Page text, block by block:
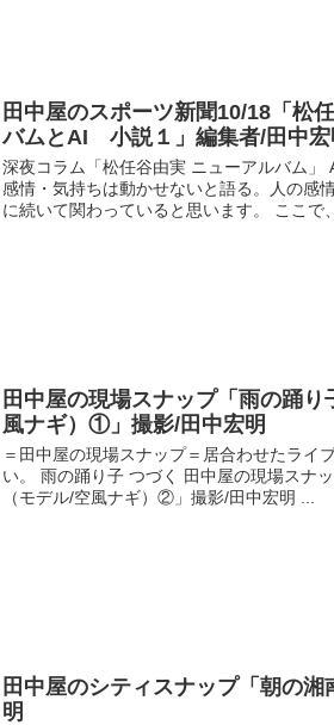
田中屋のスポーツ新聞10/18「松
バムとAI 小説１」編集者/田中宏
深夜コラム「松任谷由実 ニューアルバム」
感情・気持ちは動かせないと語る。人の感
に続いて関わっていると思います。 ここで
田中屋の現場スナップ「雨の踊
風ナギ）①」撮影/田中宏明
＝田中屋の現場スナップ＝居合わせたライ
い。 雨の踊り子 つづく 田中屋の現場スナ
（モデル/空風ナギ）②」撮影/田中宏明 ...
田中屋のシティスナップ「朝の
明